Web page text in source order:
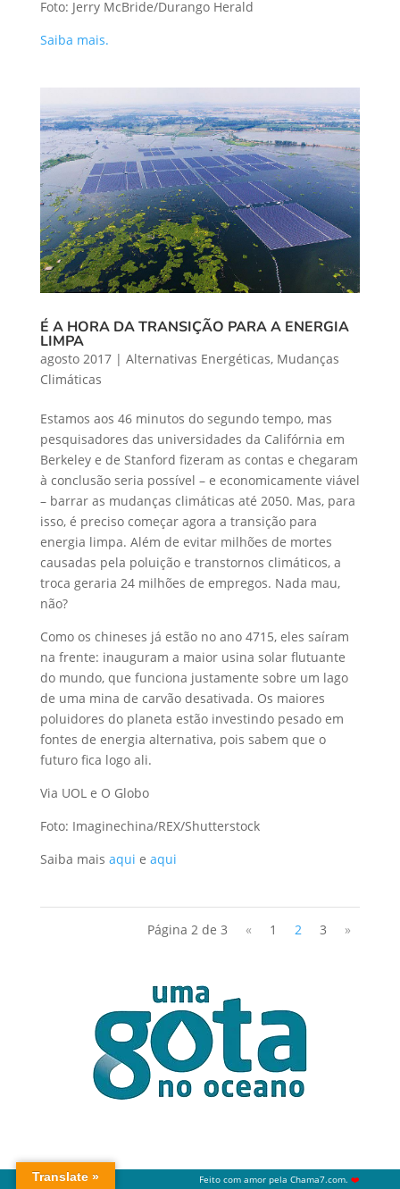
Foto: Jerry McBride/Durango Herald
Saiba mais.
É A HORA DA TRANSIÇÃO PARA A ENERGIA
LIMPA
agosto 2017| Alternativas Energéticas, Mudanças
Climáticas
Estamos aos 46 minutos do segundo tempo, mas
pesquisadores das universidades da Califórnia em
Berkeley e de Stanford fizeram as contas e chegaram
à conclusão seria possível – e economicamente viável
– barrar as mudanças climáticas até 2050. Mas, para
isso, é preciso começar agora a transição para
energia limpa. Além de evitar milhões de mortes
causadas pela poluição e transtornos climáticos, a
troca geraria 24 milhões de empregos. Nada mau,
não?
Como os chineses já estão no ano 4715, eles saíram
na frente: inauguram a maior usina solar flutuante
do mundo, que funciona justamente sobre um lago
de uma mina de carvão desativada. Os maiores
poluidores do planeta estão investindo pesado em
fontes de energia alternativa, pois sabem que o
futuro fica logo ali.
Via UOL e O Globo
Foto: Imaginechina/REX/Shutterstock
Saiba mais aqui e aqui
Página 2 de 3 « 1 2 3 »
Feito com amor pelaChama7.com.❤️